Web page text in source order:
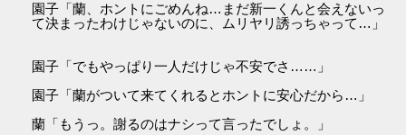
園子「蘭、ホントにごめんね…まだ新一くんと会えないっ
て決まったわけじゃないのに、ムリヤリ誘っちゃって…」
園子「でもやっぱり一人だけじゃ不安でさ……」
園子「蘭がついて来てくれるとホントに安心だから…」
蘭「もうっ。謝るのはナシって言ったでしょ。」